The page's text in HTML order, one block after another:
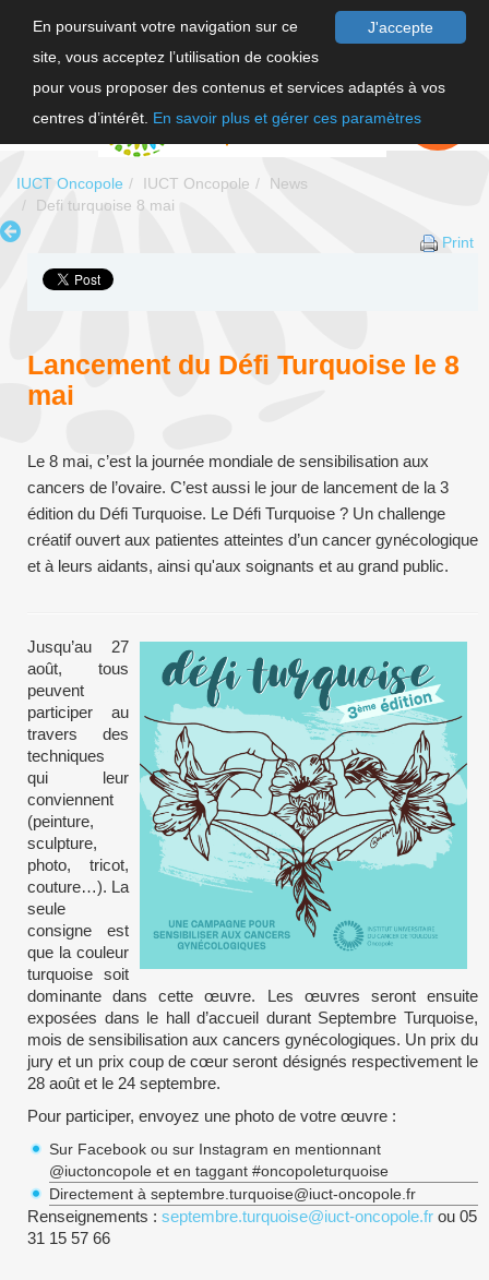
J'accepte
En poursuivant votre navigation sur ce
site, vous acceptez l’utilisation de cookies
pour vous proposer des contenus et services adaptés à vos
centres d’intérêt. En savoir plus et gérer ces paramètres
FAIRE UN
DON
IUCT Oncopole IUCT Oncopole
News
Defi turquoise 8 mai
Print
Lancement du Défi Turquoise le 8
mai
Le 8 mai, c’est la journée mondiale de sensibilisation aux
cancers de l’ovaire. C’est aussi le jour de lancement de la 3
édition du Défi Turquoise. Le Défi Turquoise ? Un challenge
créatif ouvert aux patientes atteintes d’un cancer gynécologique
et à leurs aidants, ainsi qu'aux soignants et au grand public.
Jusqu’au 27
août, tous
peuvent
participer au
travers des
techniques
qui leur
conviennent
(peinture,
sculpture,
photo, tricot,
couture…). La
seule
consigne est
que la couleur
turquoise soit
dominante dans cette œuvre. Les œuvres seront ensuite
exposées dans le hall d’accueil durant Septembre Turquoise,
mois de sensibilisation aux cancers gynécologiques. Un prix du
jury et un prix coup de cœur seront désignés respectivement le
28 août et le 24 septembre.
Pour participer, envoyez une photo de votre œuvre :
Sur Facebook ou sur Instagram en mentionnant
@iuctoncopole et en taggant #oncopoleturquoise
Directement à septembre.turquoise@iuct-oncopole.fr
Renseignements : septembre.turquoise@iuct-oncopole.fr ou 05
31 15 57 66